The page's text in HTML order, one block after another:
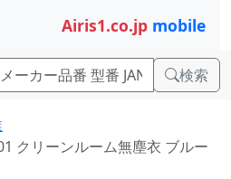
Airis1.co.jp mobile
検索
クリーンルーム無塵衣 ブルー